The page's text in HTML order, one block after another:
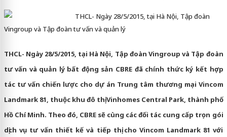
THCL- Ngày 28/5/2015, tại Hà Nội, Tập đoàn
Vingroup và Tập đoàn tư vấn và quản lý
THCL- Ngày 28/5/2015, tại Hà Nội, Tập đoàn Vingroup và Tập đoàn
tư vấn và quản lý bất động sản CBRE đã chính thức ký kết hợp
tác tư vấn chiến lược cho dự án Trung tâm thương mại Vincom
Landmark 81, thuộc khu đô thị Vinhomes Central Park, thành phố
Hồ Chí Minh. Theo đó, CBRE sẽ cùng các đối tác cung cấp trọn gói
dịch vụ tư vấn thiết kế và tiếp thị cho Vincom Landmark 81 với